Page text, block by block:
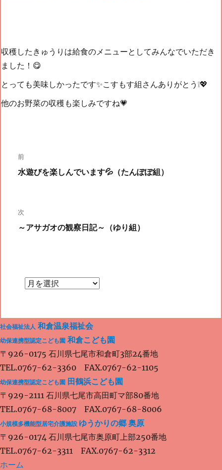
収穫したきゅうりは給食のメニューとしてみんなでいただき
ました！😋
とっても美味しかったです✨こすもす組さんありがとう❕💖
他のお野菜の収穫も楽しみですね💗
投
ナ
ー
シ
ョ
ン
前
前
稿:
水遊びを楽しんでいます💦（たんぽぽ組）
次
次
～アサガオの観察日記～（ゆり組）
社会福祉法人 和倉温泉福祉会
幼保連携型認定こども園 和倉こども園
〒926-0175 石川県七尾市和倉町3部24番地
TEL.0767-62-3360 FAX.0767-62-1105
幼保連携型認定こども園 田鶴浜こども園
〒929-2111 石川県七尾市高田町マ部80番地
TEL.0767-68-8007 FAX.0767-68-8006
小規模多機能型居宅介護施設 ゆうかりの郷 奥原
〒926-0174 石川県七尾市奥原町上部250番地
TEL.0767-62-3311 FAX.0767-62-3312
ホーム